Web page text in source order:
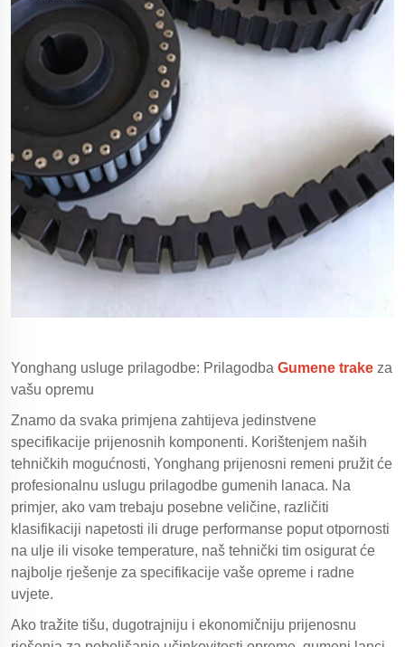
Yonghang usluge prilagodbe: Prilagodba Gumene trake za
vašu opremu
Znamo da svaka primjena zahtijeva jedinstvene
specifikacije prijenosnih komponenti. Korištenjem naših
tehničkih mogućnosti, Yonghang prijenosni remeni pružit će
profesionalnu uslugu prilagodbe gumenih lanaca. Na
primjer, ako vam trebaju posebne veličine, različiti
klasifikaciji napetosti ili druge performanse poput otpornosti
na ulje ili visoke temperature, naš tehnički tim osigurat će
najbolje rješenje za specifikacije vaše opreme i radne
uvjete.
Ako tražite tišu, dugotrajniju i ekonomičniju prijenosnu